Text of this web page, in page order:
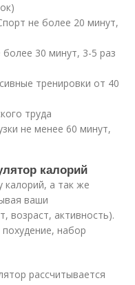
не более 20 минут,
30 минут, 3-5 раз
тренировки от 40
труда
не менее 60 минут,
калорий
калорий, а так же
ваши
возраст, активность).
набор
рассчитывается